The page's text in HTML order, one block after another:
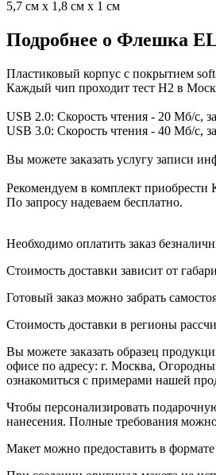
5,7 см х 1,8 см х 1 см
Подробнее о Флешка
Пластиковый корпус с покрытием
Каждый чип проходит тест H2 в
USB 2.0: Скорость чтения - 20 Мб/с,
USB 3.0: Скорость чтения - 40 Мб/с,
Вы можете заказать услугу записи
Рекомендуем в комплект приобрести
По запросу надеваем бесплатно.
Необходимо оплатить заказ
Стоимость доставки зависит от
Готовый заказ можно забрать
Стоимость доставки в регионы
Вы можете заказать образец
офисе по адресу: г. Москва,
ознакомиться с примерами нашей
Чтобы персонализировать
нанесения. Полные требования
Макет можно предоставить в